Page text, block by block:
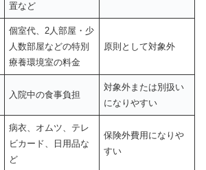
置など
個室代、2人部屋・少
人数部屋などの特別
療養環境室の料金
原則として対象外
入院中の食事負担
対象外または別扱い
になりやすい
病衣、オムツ、テレ
ビカード、日用品な
ど
保険外費用になりや
すい